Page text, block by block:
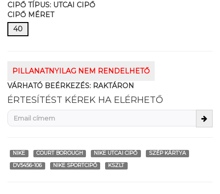
CIPŐ TÍPUS: UTCAI CIPŐ
CIPŐ MÉRET
40
PILLANATNYILAG NEM RENDELHETŐ
VÁRHATÓ BEÉRKEZÉS: RAKTÁRON
ÉRTESÍTÉST KÉREK HA ELÉRHETŐ
NIKE COURT BOROUGH NIKE UTCAI CIPŐ
SZÉP KÁRTYA
DV5456-106
NIKE SPORTCIPŐ KSZLT